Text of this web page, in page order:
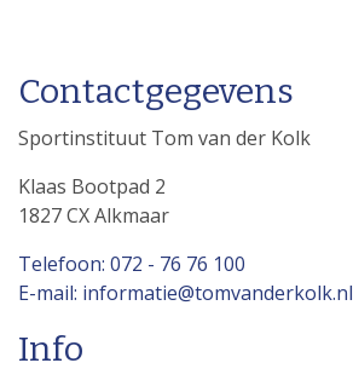
Contactgegevens
Sportinstituut Tom van der Kolk
Klaas Bootpad 2
1827 CX Alkmaar
Telefoon: 072 - 76 76 100
E-mail: informatie@tomvanderkolk.nl
Info